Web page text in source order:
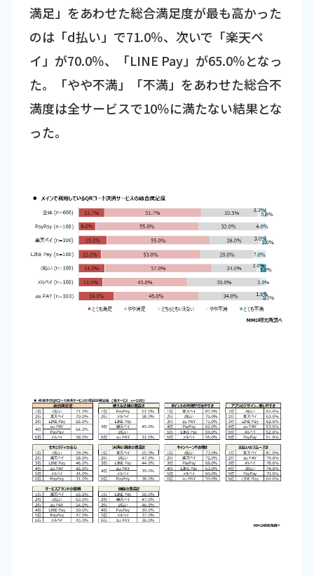
満足」をあわせた総合満足度が最も高かった
のは「d払い」で71.0％、次いで「楽天ペ
イ」が70.0％、「LINE Pay」が65.0％となっ
た。「やや不満」「不満」をあわせた総合不
満度は全サービスで10％に満たない結果とな
った。